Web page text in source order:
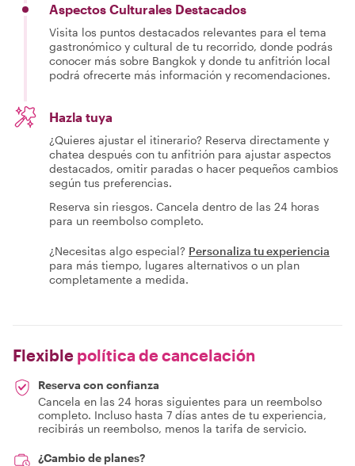
Aspectos Culturales Destacados
Visita los puntos destacados relevantes para el tema
gastronómico y cultural de tu recorrido, donde podrás
conocer más sobre Bangkok y donde tu anfitrión local
podrá ofrecerte más información y recomendaciones.
Hazla tuya
¿Quieres ajustar el itinerario? Reserva directamente y
chatea después con tu anfitrión para ajustar aspectos
destacados, omitir paradas o hacer pequeños cambios
según tus preferencias.
Reserva sin riesgos. Cancela dentro de las 24 horas
para un reembolso completo.
¿Necesitas algo especial? Personaliza tu experiencia
para más tiempo, lugares alternativos o un plan
completamente a medida.
Flexible política de cancelación
Reserva con confianza
Cancela en las 24 horas siguientes para un reembolso
completo. Incluso hasta 7 días antes de tu experiencia,
recibirás un reembolso, menos la tarifa de servicio.
¿Cambio de planes?